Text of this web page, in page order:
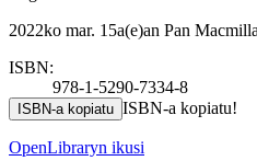
2022ko mar. 15a(e)an Pan
ISBN:
978-1-5290-7334-8
ISBN-a kopiatu ISBN-a kopiatu!
OpenLibraryn ikusi